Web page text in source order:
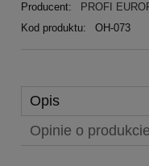
Producent:
PROFI
Kod produktu:
OH-073
Opis
Opinie o